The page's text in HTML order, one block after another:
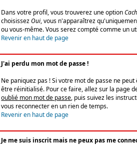
Dans votre profil, vous trouverez une option
choisissezOui, vous n'apparaîtrez
ou vous-même. Vous serez compté comme un
Revenir en haut de page
J'ai perdu mon mot de passe !
Ne paniquez pas ! Si votre mot de passe ne
être réinitialisé. Pour ce faire, allez sur la page
oublié mon mot de passe, puis suivez les
vous reconnecter en un rien de temps.
Revenir en haut de page
Je me suis inscrit mais ne peux pas me